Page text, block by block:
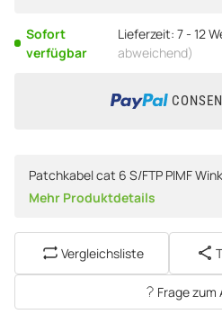
Sofort
verfügbar
Lieferzeit: 7 - 12
abweichend)
Patchkabel cat 6 S/FTP PIMF
Mehr Produktdetails
Vergleichsliste
Frage zum